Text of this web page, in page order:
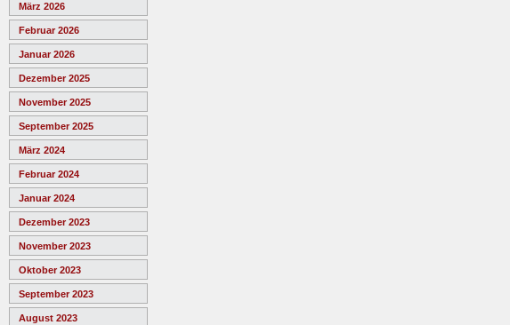
März 2026
Februar 2026
Januar 2026
Dezember 2025
November 2025
September 2025
März 2024
Februar 2024
Januar 2024
Dezember 2023
November 2023
Oktober 2023
September 2023
August 2023